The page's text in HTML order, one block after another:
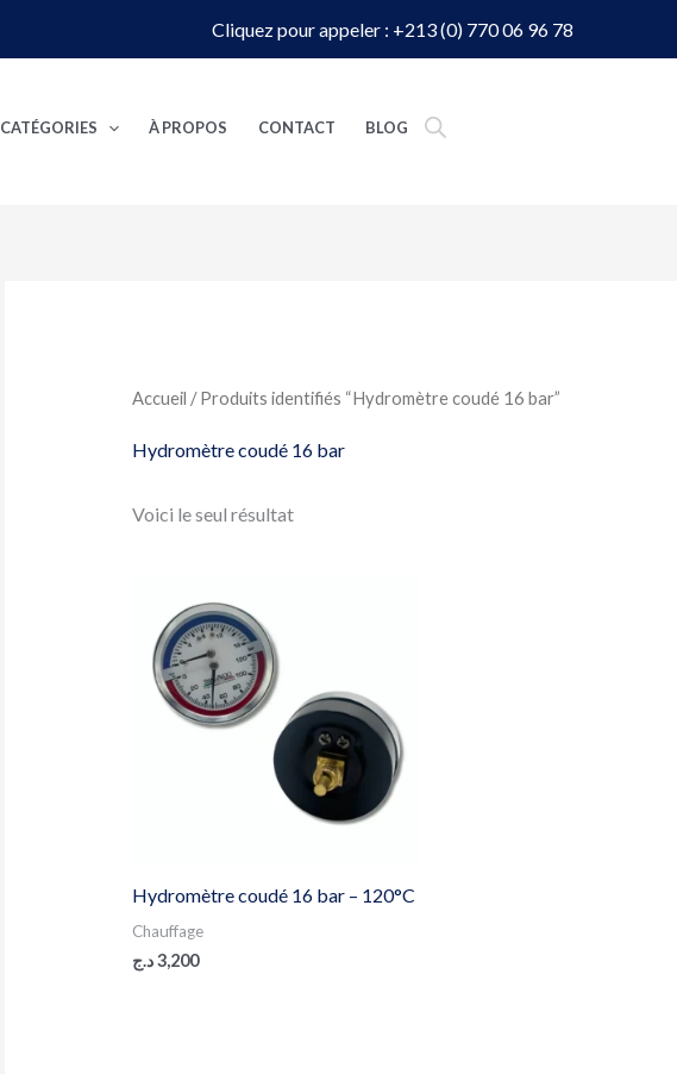
Cliquez pour appeler : +213 (0) 770 06 96 78
CATÉGORIES À PROPOS CONTACT BLOG
Accueil / Produits identifiés “Hydromètre coudé 16 bar”
Hydromètre coudé 16 bar
Voici le seul résultat
Hydromètre coudé 16 bar – 120°C
Chauffage
3,200د.ج